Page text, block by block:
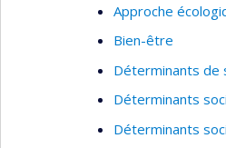
Approche
Bien-être
Déterminants de
Déterminants
Déterminants